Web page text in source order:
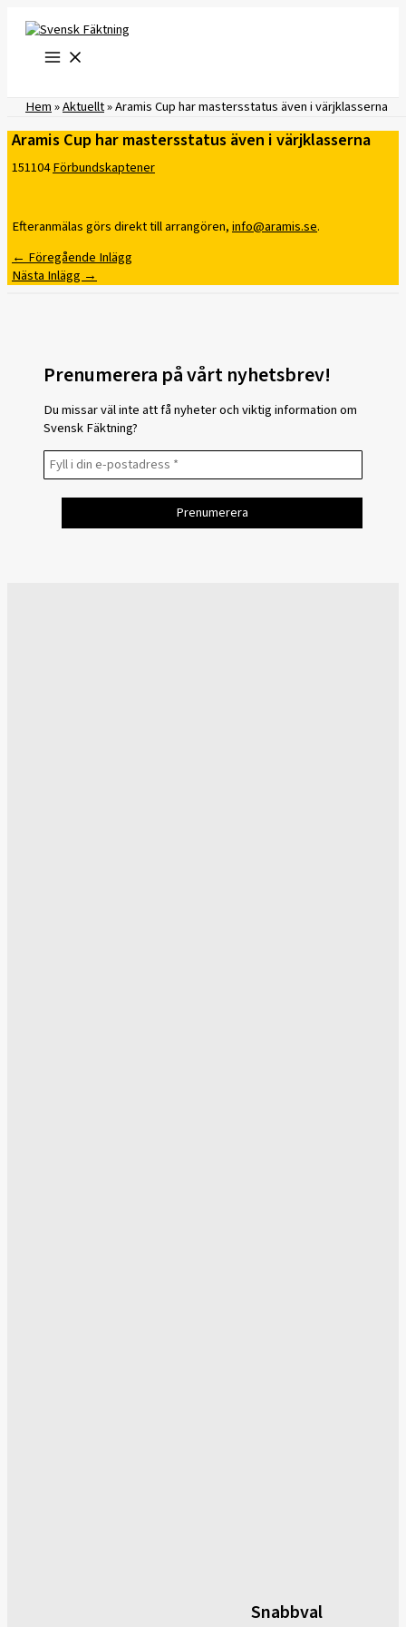
innehåll
Hem»Aktuellt»Aramis Cup har mastersstatus även i värjklasserna
Aramis Cup har mastersstatus även i värjklasserna
151104Förbundskaptener
Efteranmälas görs direkt till arrangören,info@aramis.se.
←Föregående Inlägg
Nästa Inlägg→
Prenumerera på vårt nyhetsbrev!
Du missar väl inte att få nyheter och viktig information om
Svensk Fäktning?
Snabbval